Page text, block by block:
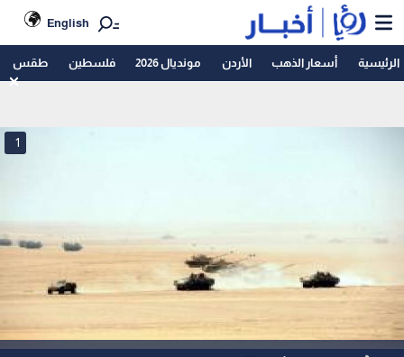
English
الرئيسية أسعار الذهب الأردن مونديال 2026 فلسطين طقس
1